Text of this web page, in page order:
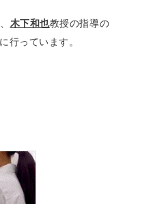
木下和也教授の指導の
行っています。